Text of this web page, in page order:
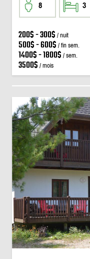
8 3
200$ - 300$ / nuit
500$ - 600$ / fin sem.
1400$ - 1800$ / sem.
3500$ / mois